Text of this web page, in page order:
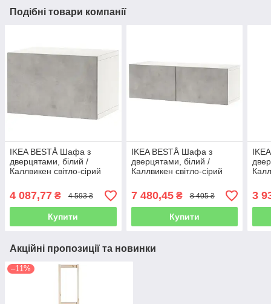
Подібні товари компанії
IKEA BESTÅ Шафа з
дверцятами, білий /
Каллвикен світло-сірий
4 087,77 ₴ 4 593 ₴
Купити
IKEA BESTÅ Шафа з
дверцятами, білий /
Каллвикен світло-сірий
7 480,45₴ 8 405 ₴
Купити
3
Акційні пропозиції та новинки
–11%